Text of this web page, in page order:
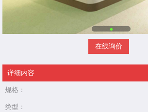
在线询价
详细内容
规格：
类型：